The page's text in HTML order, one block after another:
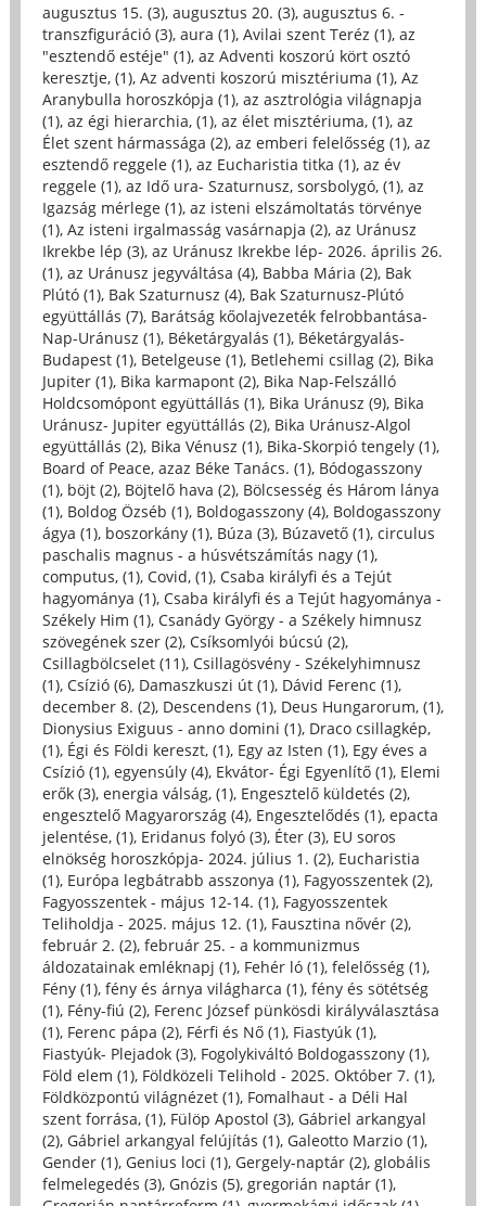
augusztus 15. (3), augusztus 20. (3), augusztus 6. -
transzfiguráció (3), aura (1), Avilai szent Teréz (1), az
"esztendő estéje" (1), az Adventi koszorú kört osztó
keresztje, (1), Az adventi koszorú misztériuma (1), Az
Aranybulla horoszkópja (1), az asztrológia világnapja
(1), az égi hierarchia, (1), az élet misztériuma, (1), az
Élet szent hármassága (2), az emberi felelősség (1), az
esztendő reggele (1), az Eucharistia titka (1), az év
reggele (1), az Idő ura- Szaturnusz, sorsbolygó, (1), az
Igazság mérlege (1), az isteni elszámoltatás törvénye
(1), Az isteni irgalmasság vasárnapja (2), az Uránusz
Ikrekbe lép (3), az Uránusz Ikrekbe lép- 2026. április 26.
(1), az Uránusz jegyváltása (4), Babba Mária (2), Bak
Plútó (1), Bak Szaturnusz (4), Bak Szaturnusz-Plútó
együttállás (7), Barátság kőolajvezeték felrobbantása-
Nap-Uránusz (1), Béketárgyalás (1), Béketárgyalás-
Budapest (1), Betelgeuse (1), Betlehemi csillag (2), Bika
Jupiter (1), Bika karmapont (2), Bika Nap-Felszálló
Holdcsomópont együttállás (1), Bika Uránusz (9), Bika
Uránusz- Jupiter együttállás (2), Bika Uránusz-Algol
együttállás (2), Bika Vénusz (1), Bika-Skorpió tengely (1),
Board of Peace, azaz Béke Tanács. (1), Bódogasszony
(1), böjt (2), Böjtelő hava (2), Bölcsesség és Három lánya
(1), Boldog Özséb (1), Boldogasszony (4), Boldogasszony
ágya (1), boszorkány (1), Búza (3), Búzavető (1), circulus
paschalis magnus - a húsvétszámítás nagy (1),
computus, (1), Covid, (1), Csaba királyfi és a Tejút
hagyománya (1), Csaba királyfi és a Tejút hagyománya -
Székely Him (1), Csanády György - a Székely himnusz
szövegének szer (2), Csíksomlyói búcsú (2),
Csillagbölcselet (11), Csillagösvény - Székelyhimnusz
(1), Csízió (6), Damaszkuszi út (1), Dávid Ferenc (1),
december 8. (2), Descendens (1), Deus Hungarorum, (1),
Dionysius Exiguus - anno domini (1), Draco csillagkép,
(1), Égi és Földi kereszt, (1), Egy az Isten (1), Egy éves a
Csízió (1), egyensúly (4), Ekvátor- Égi Egyenlítő (1), Elemi
erők (3), energia válság, (1), Engesztelő küldetés (2),
engesztelő Magyarország (4), Engesztelődés (1), epacta
jelentése, (1), Eridanus folyó (3), Éter (3), EU soros
elnökség horoszkópja- 2024. július 1. (2), Eucharistia
(1), Európa legbátrabb asszonya (1), Fagyosszentek (2),
Fagyosszentek - május 12-14. (1), Fagyosszentek
Teliholdja - 2025. május 12. (1), Fausztina nővér (2),
február 2. (2), február 25. - a kommunizmus
áldozatainak emléknapj (1), Fehér ló (1), felelősség (1),
Fény (1), fény és árnya világharca (1), fény és sötétség
(1), Fény-fiú (2), Ferenc József pünkösdi királyválasztása
(1), Ferenc pápa (2), Férfi és Nő (1), Fiastyúk (1),
Fiastyúk- Plejadok (3), Fogolykiváltó Boldogasszony (1),
Föld elem (1), Földközeli Telihold - 2025. Október 7. (1),
Földközpontú világnézet (1), Fomalhaut - a Déli Hal
szent forrása, (1), Fülöp Apostol (3), Gábriel arkangyal
(2), Gábriel arkangyal felújítás (1), Galeotto Marzio (1),
Gender (1), Genius loci (1), Gergely-naptár (2), globális
felmelegedés (3), Gnózis (5), gregorián naptár (1),